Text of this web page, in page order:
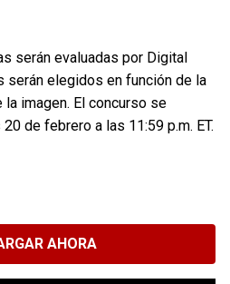
serán evaluadas por Digital
serán elegidos en función de la
imagen. El concurso se
de febrero a las 11:59 p.m. ET.
AHORA